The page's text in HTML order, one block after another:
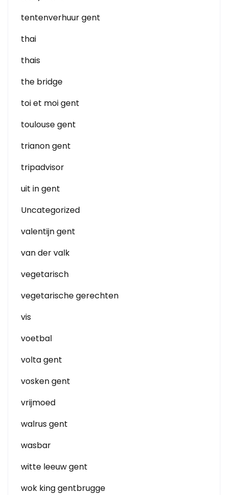
tentenverhuur gent
thai
thais
the bridge
toi et moi gent
toulouse gent
trianon gent
tripadvisor
uit in gent
Uncategorized
valentijn gent
van der valk
vegetarisch
vegetarische gerechten
vis
voetbal
volta gent
vosken gent
vrijmoed
walrus gent
wasbar
witte leeuw gent
wok king gentbrugge